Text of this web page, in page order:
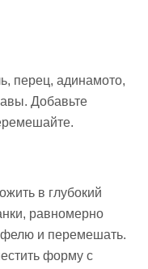
перец, адинамото,
Добавьте
в глубокий
равномерно
и перемешать.
форму с